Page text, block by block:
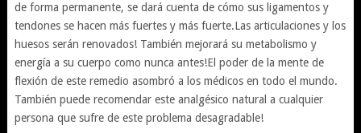
de forma permanente, se dará cuenta de cómo sus ligamentos y
tendones se hacen más fuertes y más fuerte.Las articulaciones y los
huesos serán renovados! También mejorará su metabolismo y
energía a su cuerpo como nunca antes!El poder de la mente de
flexión de este remedio asombró a los médicos en todo el mundo.
También puede recomendar este analgésico natural a cualquier
persona que sufre de este problema desagradable!